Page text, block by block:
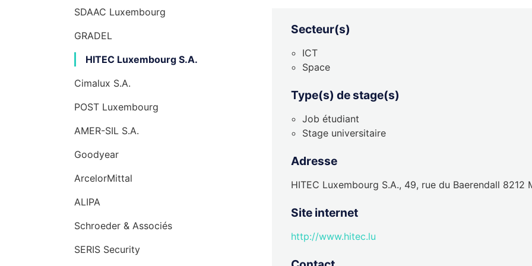
SDAAC Luxembourg
GRADEL
HITEC Luxembourg S.A.
Cimalux S.A.
POST Luxembourg
AMER-SIL S.A.
Goodyear
ArcelorMittal
ALIPA
Schroeder & Associés
SERIS Security
Secteur(s)
ICT
Space
Type(s) de stage(s)
Job étudiant
Stage universitaire
Adresse
HITEC Luxembourg S.A., 49, rue du Baerendall 8212
Site internet
http://www.hitec.lu